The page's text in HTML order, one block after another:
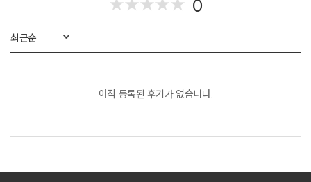
또한 최신 K-Pop과 남녀노소 모두가 흥얼거릴 수 있는 스테디 곡을 메리코
공연 장소와 근방의 명소, 가족, 연인, 사랑 등 다양한 주제로 공연을 찾은
관람객과 쌍방 소통하여 함께 공감하는 공연으로 이끌어 해당 스팟을 활성
메리코발트 특유의 넉살스러운 MC와 말랑몽글한 공연으로 본 공연을 찾은
0
최근순
아직 등록된 후기가 없습니다.